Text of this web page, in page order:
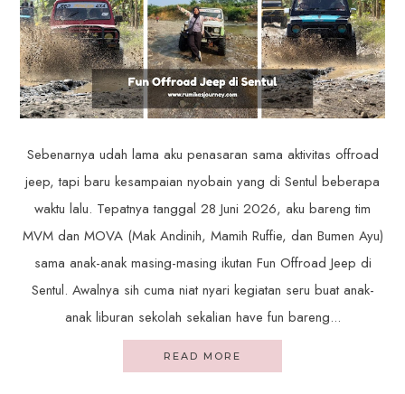
Sebenarnya udah lama aku penasaran sama aktivitas offroad
jeep, tapi baru kesampaian nyobain yang di Sentul beberapa
waktu lalu. Tepatnya tanggal 28 Juni 2026, aku bareng tim
MVM dan MOVA (Mak Andinih, Mamih Ruffie, dan Bumen Ayu)
sama anak-anak masing-masing ikutan Fun Offroad Jeep di
Sentul. Awalnya sih cuma niat nyari kegiatan seru buat anak-
anak liburan sekolah sekalian have fun bareng...
READ MORE